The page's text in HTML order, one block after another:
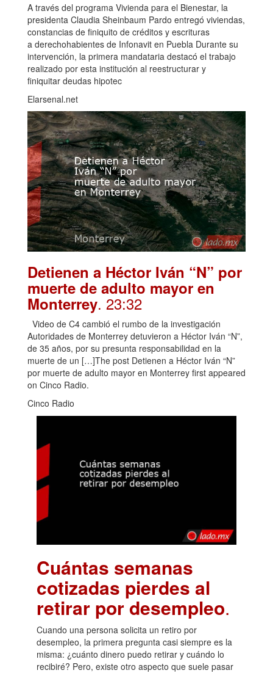
A través del programa Vivienda para el Bienestar, la
presidenta Claudia Sheinbaum Pardo entregó viviendas,
constancias de finiquito de créditos y escrituras
a derechohabientes de Infonavit en Puebla Durante su
intervención, la primera mandataria destacó el trabajo
realizado por esta institución al reestructurar y
finiquitar deudas hipotec
Elarsenal.net
Detienen a Héctor Iván “N” por
muerte de adulto mayor en
Monterrey. 23:32
Video de C4 cambió el rumbo de la investigación
Autoridades de Monterrey detuvieron a Héctor Iván “N”,
de 35 años, por su presunta responsabilidad en la
muerte de un […]The post Detienen a Héctor Iván “N”
por muerte de adulto mayor en Monterrey first appeared
on Cinco Radio.
Cinco Radio
Cuántas semanas
cotizadas pierdes al
retirar por desempleo.
Cuando una persona solicita un retiro por
desempleo, la primera pregunta casi siempre es la
misma: ¿cuánto dinero puedo retirar y cuándo lo
recibiré? Pero, existe otro aspecto que suele pasar